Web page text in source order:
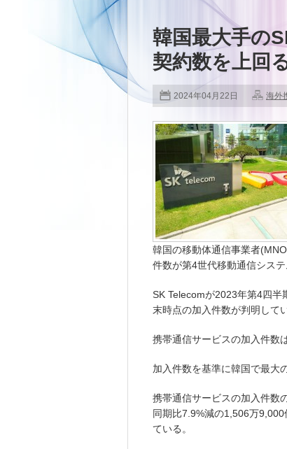
韓国最大手の
契約数を上回
2024年04月22日 海外
韓国の移動体通信事業者
件数が第4世代移動通信シス
SK Telecomが2023年第4四半
末時点の加入件数が判明してい
携帯通信サービスの加入件数
加入件数を基準に韓国で最大
携帯通信サービスの加入件数
同期比7.9%減の1,506万
ている。